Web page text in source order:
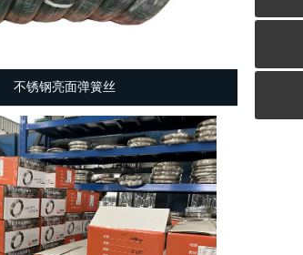
不锈钢亮面弹簧丝